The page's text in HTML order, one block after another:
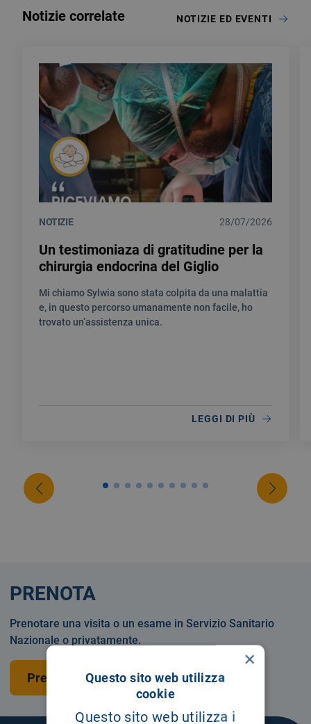
Notizie correlate NOTIZIE ED EVENTI
NOTIZIE 28/07/2026
Un testimoniaza di gratitudine per la
chirurgia endocrina del Giglio
Mi chiamo Sylwia sono stata colpita da una malattia
e, in questo percorso umanamente non facile, ho
trovato un’assistenza unica.
LEGGI DI PIÙ
PRENOTA
Prenotare una visita o un esame in Servizio Sanitario
Nazionale o privatamente.
Prenota una visita
×
Questo sito web utilizza
cookie
Questo sito web utilizza i